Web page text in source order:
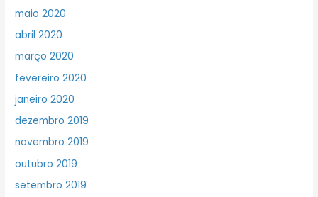
maio 2020
abril 2020
março 2020
fevereiro 2020
janeiro 2020
dezembro 2019
novembro 2019
outubro 2019
setembro 2019